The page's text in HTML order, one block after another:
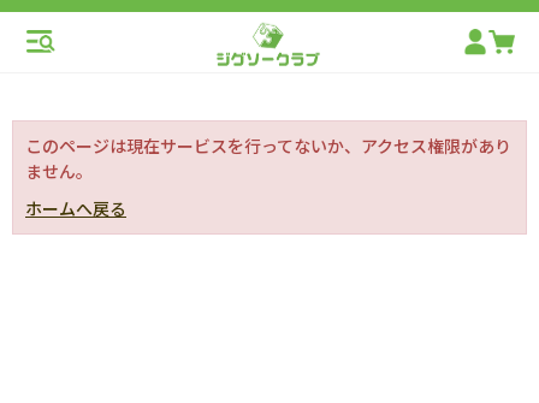
このページは現在サービスを行ってないか、アクセス権限があり
ません。
ホームへ戻る